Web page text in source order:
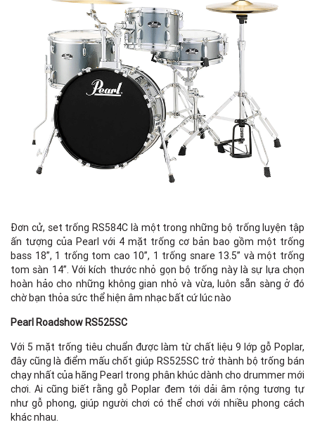
Đơn cử, set trống RS584C là một trong những bộ trống luyện tập
ấn tượng của Pearl với 4 mặt trống cơ bản bao gồm một trống
bass 18”, 1 trống tom cao 10”, 1 trống snare 13.5” và một trống
tom sàn 14”. Với kích thước nhỏ gọn bộ trống này là sự lựa chọn
hoàn hảo cho những không gian nhỏ và vừa, luôn sẵn sàng ở đó
chờ bạn thỏa sức thể hiện âm nhạc bất cứ lúc nào
Pearl Roadshow RS525SC
Với 5 mặt trống tiêu chuẩn được làm từ chất liệu 9 lớp gỗ Poplar,
đây cũng là điểm mấu chốt giúp RS525SC trở thành bộ trống bán
chạy nhất của hãng Pearl trong phân khúc dành cho drummer mới
chơi. Ai cũng biết rằng gỗ Poplar đem tới dải âm rộng tương tự
như gỗ phong, giúp người chơi có thể chơi với nhiều phong cách
khác nhau.